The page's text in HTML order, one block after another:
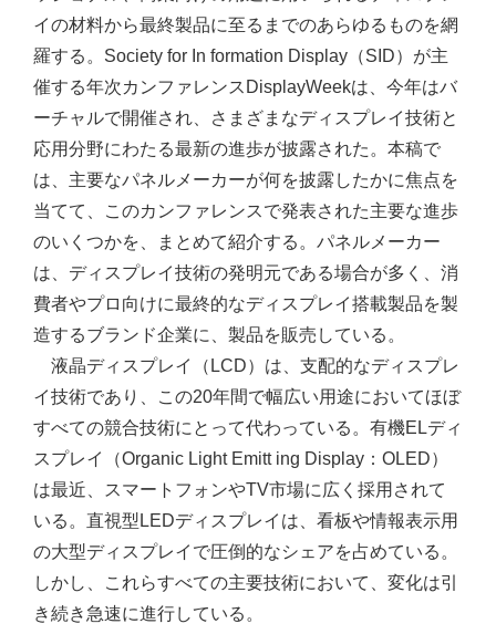
イの材料から最終製品に至るまでのあらゆるものを網
羅する。Society for In formation Display（SID）が主
催する年次カンファレンスDisplayWeekは、今年はバ
ーチャルで開催され、さまざまなディスプレイ技術と
応用分野にわたる最新の進歩が披露された。本稿で
は、主要なパネルメーカーが何を披露したかに焦点を
当てて、このカンファレンスで発表された主要な進歩
のいくつかを、まとめて紹介する。パネルメーカー
は、ディスプレイ技術の発明元である場合が多く、消
費者やプロ向けに最終的なディスプレイ搭載製品を製
造するブランド企業に、製品を販売している。
液晶ディスプレイ（LCD）は、支配的なディスプレ
イ技術であり、この20年間で幅広い用途においてほぼ
すべての競合技術にとって代わっている。有機ELディ
スプレイ（Organic Light Emitt ing Display：OLED）
は最近、スマートフォンやTV市場に広く採用されて
いる。直視型LEDディスプレイは、看板や情報表示用
の大型ディスプレイで圧倒的なシェアを占めている。
しかし、これらすべての主要技術において、変化は引
き続き急速に進行している。